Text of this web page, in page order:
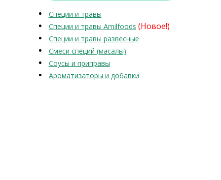
Специи и травы
Специи и травы Amilfoods (Новое!)
Специи и травы развесные
Смеси специй (масалы)
Соусы и приправы
Ароматизаторы и добавки